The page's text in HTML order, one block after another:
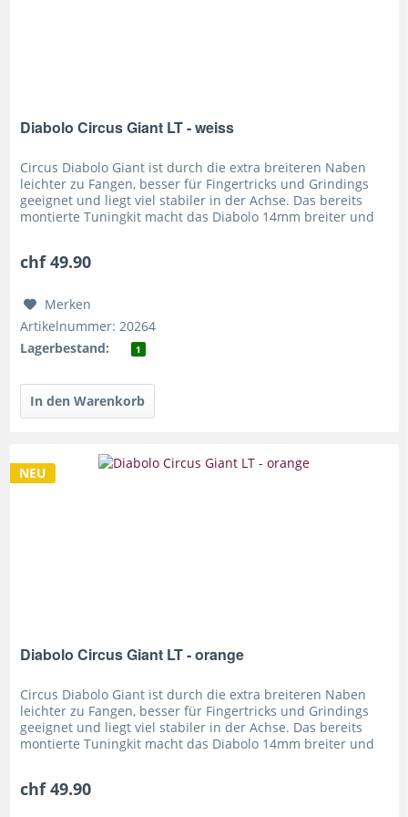
Diabolo Circus Giant LT - weiss
Circus Diabolo Giant ist durch die extra breiteren Naben
leichter zu Fangen, besser für Fingertricks und Grindings
geeignet und liegt viel stabiler in der Achse. Das bereits
montierte Tuningkit macht das Diabolo 14mm breiter und
chf 49.90
Merken
Artikelnummer: 20264
Lagerbestand:
1
NEU
Diabolo Circus Giant LT - orange
Circus Diabolo Giant ist durch die extra breiteren Naben
leichter zu Fangen, besser für Fingertricks und Grindings
geeignet und liegt viel stabiler in der Achse. Das bereits
montierte Tuningkit macht das Diabolo 14mm breiter und
chf 49.90